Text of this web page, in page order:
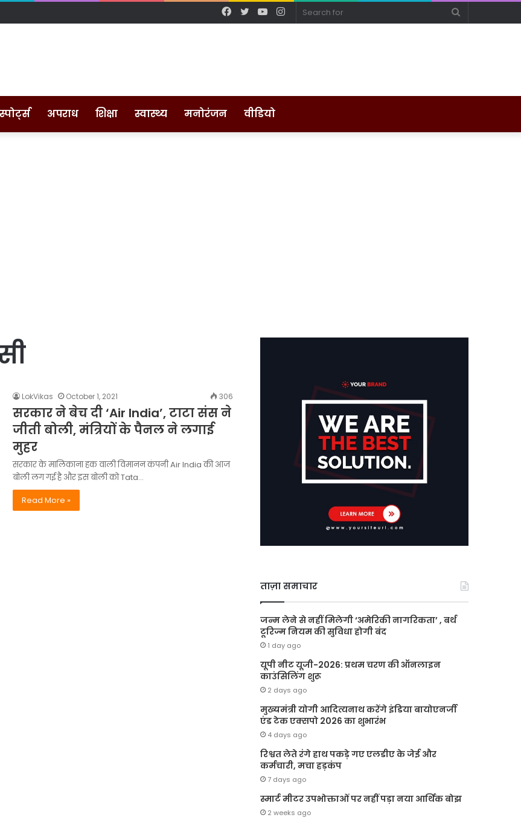
Instagram
YouTube
Twitter
Facebook
स्पोर्ट्स अपराध शिक्षा स्वास्थ्य मनोरंजन वीडियो
LokVikas October 1, 2021 306
सरकार ने बेच दी ‘Air India’, टाटा संस ने
जीती बोली, मंत्रियों के पैनल ने लगाई
मुहर
सरकार के मालिकाना हक वाली विमानन कंपनी Air India की आज
बोली लग गई है और इस बोली को Tata…
Read More »
ताज़ा समाचार
जन्म लेने से नहीं मिलेगी ‘अमेरिकी नागरिकता’ , बर्थ
टूरिज्म नियम की सुविधा होगी बंद
1 day ago
यूपी नीट यूजी-2026: प्रथम चरण की ऑनलाइन
काउंसिलिंग शुरू
2 days ago
मुख्यमंत्री योगी आदित्यनाथ करेंगे इंडिया बायोएनर्जी
एंड टेक एक्सपो 2026 का शुभारंभ
4 days ago
रिश्वत लेते रंगे हाथ पकड़े गए एलडीए के जेई और
कर्मचारी, मचा हड़कंप
7 days ago
स्मार्ट मीटर उपभोक्ताओं पर नहीं पड़ा नया आर्थिक बोझ
2 weeks ago